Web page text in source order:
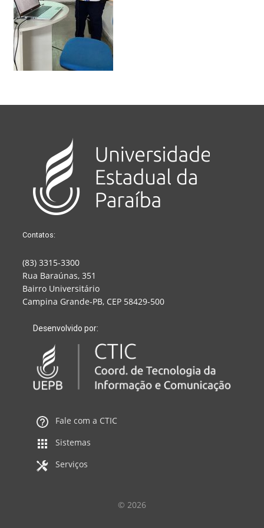
Contatos:
(83) 3315-3300
Rua Baraúnas, 351
Bairro Universitário
Campina Grande-PB, CEP 58429-500
Desenvolvido por:
Fale com a CTIC
Sistemas
Serviços
© 2026